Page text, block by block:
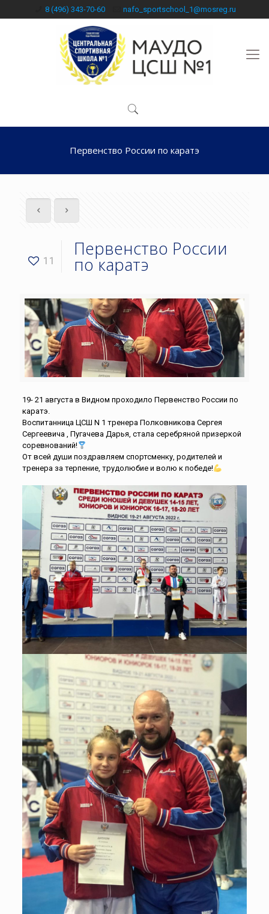
8 (496) 343-70-60 nafo_sportschool_1@mosreg.ru
Первенство России по каратэ
11
Первенство России
по каратэ
19- 21 августа в Видном проходило Первенство России по
каратэ.
Воспитанница ЦСШ N 1 тренера Полковникова Сергея
Сергеевича , Пугачева Дарья, стала серебряной призеркой
соревнований!
От всей души поздравляем спортсменку, родителей и
тренера за терпение, трудолюбие и волю к победе!